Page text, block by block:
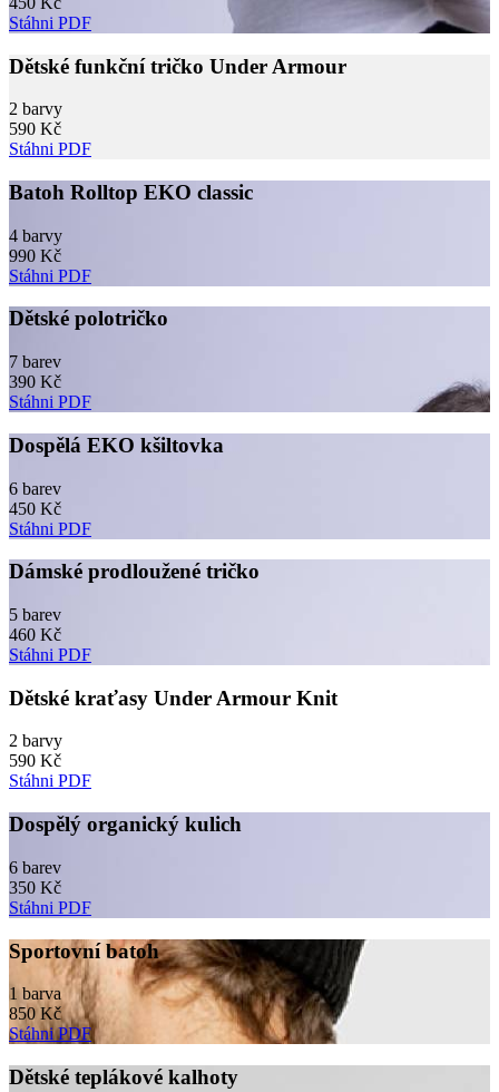
Stáhni PDF
Dětské funkční tričko Under Armour
2 barvy
590 Kč
Stáhni PDF
Batoh Rolltop EKO classic
4 barvy
990 Kč
Stáhni PDF
Dětské polotričko
7 barev
390 Kč
Stáhni PDF
Dospělá EKO kšiltovka
6 barev
450 Kč
Stáhni PDF
Dámské prodloužené tričko
5 barev
460 Kč
Stáhni PDF
Dětské kraťasy Under Armour Knit
2 barvy
590 Kč
Stáhni PDF
Dospělý organický kulich
6 barev
350 Kč
Stáhni PDF
Sportovní batoh
1 barva
850 Kč
Stáhni PDF
Dětské teplákové kalhoty